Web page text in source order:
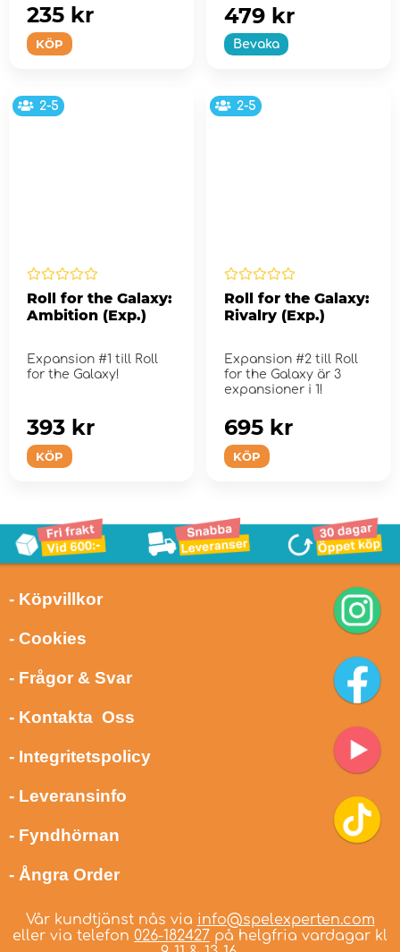
KÖP
235 kr
Bevaka
479 kr
2-5
Roll for the Galaxy:
Ambition (Exp.)
Expansion #1 till Roll
for the Galaxy!
KÖP
393 kr
2-5
Roll for the Galaxy:
Rivalry (Exp.)
Expansion #2 till Roll
for the Galaxy är 3
expansioner i 1!
KÖP
695 kr
- Köpvillkor
- Cookies
- Frågor & Svar
- Kontakta Oss
- Integritetspolicy
- Leveransinfo
- Fyndhörnan
- Ångra Order
Vår kundtjänst nås via info@spelexperten.com
eller via telefon 026-182427 på helgfria vardagar kl